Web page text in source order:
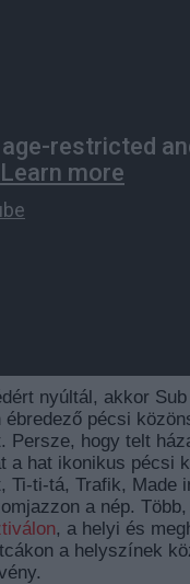
nyúltál, akkor
pécsi
Persze, hogy telt
a hat ikonikus pécsi
Ti-ti-tá, Trafik, Made
a nép.
, a helyi és
a helyszínek